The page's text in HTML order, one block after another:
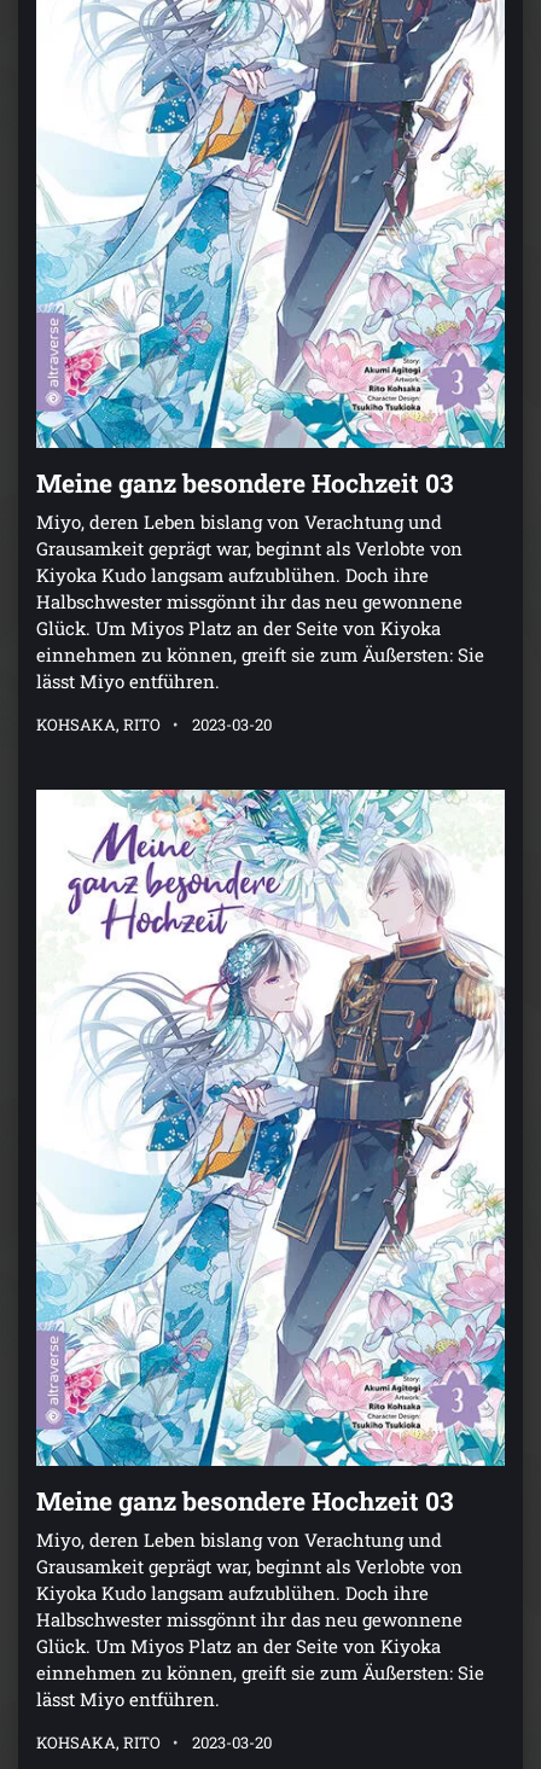
Meine ganz besondere Hochzeit 03
Miyo, deren Leben bislang von Verachtung und
Grausamkeit geprägt war, beginnt als Verlobte von
Kiyoka Kudo langsam aufzublühen. Doch ihre
Halbschwester missgönnt ihr das neu gewonnene
Glück. Um Miyos Platz an der Seite von Kiyoka
einnehmen zu können, greift sie zum Äußersten: Sie
lässt Miyo entführen.
KOHSAKA, RITO 2023-03-20
Meine ganz besondere Hochzeit 03
Miyo, deren Leben bislang von Verachtung und
Grausamkeit geprägt war, beginnt als Verlobte von
Kiyoka Kudo langsam aufzublühen. Doch ihre
Halbschwester missgönnt ihr das neu gewonnene
Glück. Um Miyos Platz an der Seite von Kiyoka
einnehmen zu können, greift sie zum Äußersten: Sie
lässt Miyo entführen.
KOHSAKA, RITO 2023-03-20